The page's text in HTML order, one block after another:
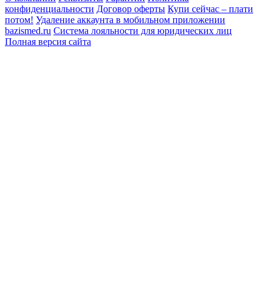
конфиденциальности Договор оферты Купи сейчас – плати
потом! Удаление аккаунта в мобильном приложении
bazismed.ru Система лояльности для юридических лиц
Полная версия сайта